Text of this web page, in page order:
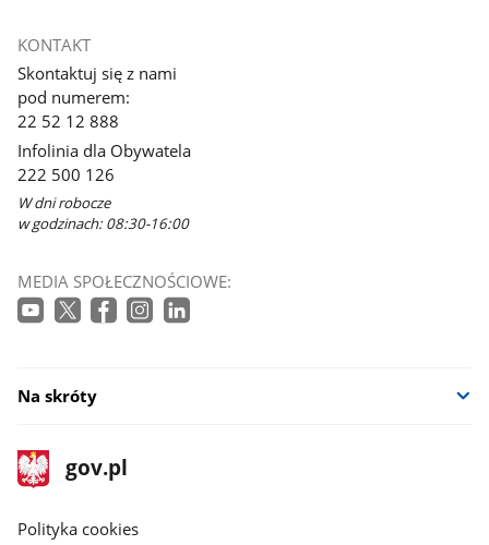
KONTAKT
Skontaktuj się z nami
pod numerem:
22 52 12 888
Infolinia dla Obywatela
222 500 126
W dni robocze
w godzinach: 08:30-16:00
MEDIA SPOŁECZNOŚCIOWE:
Na skróty
stopka
gov.pl
Strona
gov.pl
gov.pl
Polityka cookies